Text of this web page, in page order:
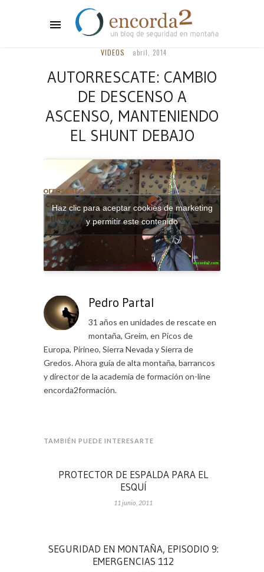
VIDEOS abril, 2014
AUTORRESCATE: CAMBIO
DE DESCENSO A
ASCENSO, MANTENIENDO
EL SHUNT DEBAJO
Aurorrescate:
de descenso a
manteniendo
debajo
Haz clic para aceptar cookies de marketing
y permitir este contenido
Pedro Partal
31 años en unidades de rescate en
montaña, Greim, en Picos de
Europa, Pirineo, Sierra Nevada y Sierra de
Gredos. Ahora guía de alta montaña, barrancos
y director de la academia de formación on-line
encorda2formación.
TAMBIÉN PUEDE INTERESARTE
PROTECTOR DE ESPALDA PARA EL
ESQUÍ
11 junio, 2011
SEGURIDAD EN MONTAÑA, EPISODIO 9:
EMERGENCIAS 112